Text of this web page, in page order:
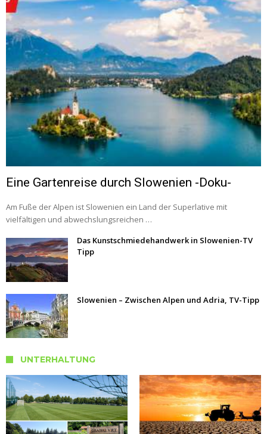
Eine Gartenreise durch Slowenien -Doku-
Am Fuße der Alpen ist Slowenien ein Land der Superlative mit
vielfältigen und abwechslungsreichen …
Das Kunstschmiedehandwerk in Slowenien-TV
Tipp
Slowenien – Zwischen Alpen und Adria, TV-Tipp
UNTERHALTUNG